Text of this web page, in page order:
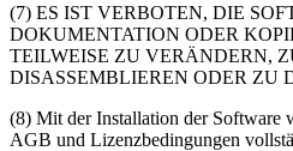
(7) ES IST VERBOTEN, DIE
DOKUMENTATION ODER
TEILWEISE ZU VERÄNDERN,
DISASSEMBLIEREN ODER ZU
(8) Mit der Installation der Software
AGB und Lizenzbedingungen